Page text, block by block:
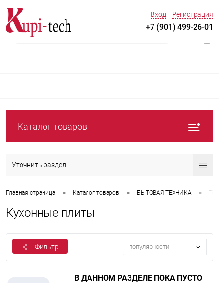
Вход Регистрация
+7 (901) 499-26-01
Каталог товаров
Уточнить раздел
Главная страница • Каталог товаров • БЫТОВАЯ ТЕХНИКА •
Кухонные плиты
Фильтр популярности
В ДАННОМ РАЗДЕЛЕ ПОКА ПУСТО